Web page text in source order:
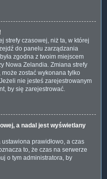
strefy czasowej, niż ta, w której
do panelu zarządzania
zgodna z twoim miejscem
Nowa Zelandia. Zmiana strefy
zostać wykonana tylko
nie jesteś zarejestrowanym
by się zarejestrować.
a nadal jest wyświetlany
prawidłowo, a czas
to, że czas na serwerze
o tym administratora, by